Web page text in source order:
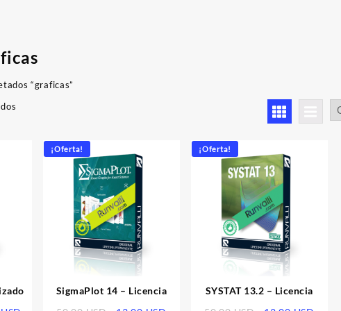
“graficas”
¡Oferta!
SigmaPlot 14 – Licencia
¡Oferta!
SYSTAT 13.2 – Licencia